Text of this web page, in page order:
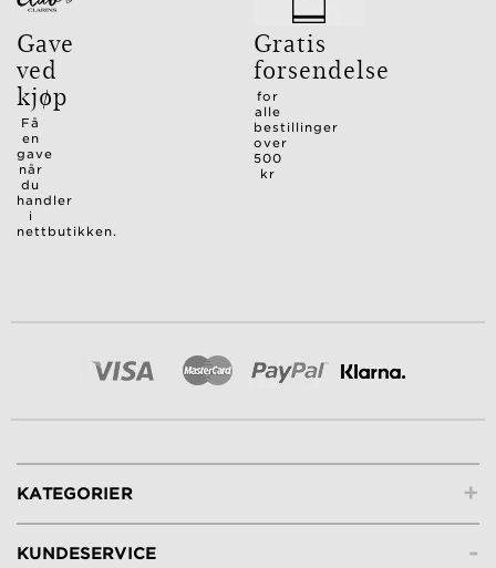
Gave
ved
kjøp
Få
en
gave
når
du
handler
i
nettbutikken.
Gratis
forsendelse
for
alle
bestillinger
over
500
kr
+
KATEGORIER
-
KUNDESERVICE